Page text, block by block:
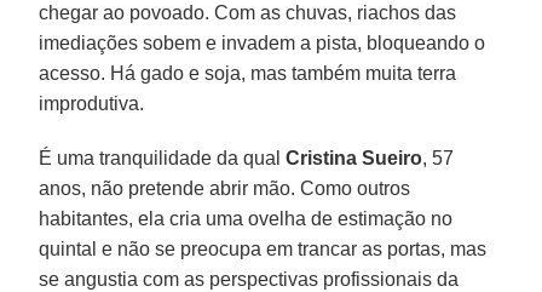
chegar ao povoado. Com as chuvas, riachos das
imediações sobem e invadem a pista, bloqueando o
acesso. Há gado e soja, mas também muita terra
improdutiva.
É uma tranquilidade da qualCristina Sueiro, 57
anos, não pretende abrir mão. Como outros
habitantes, ela cria uma ovelha de estimação no
quintal e não se preocupa em trancar as portas, mas
se angustia com as perspectivas profissionais da